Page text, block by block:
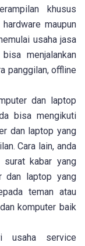
khusus
maupun
usaha jasa
menjalankan
panggilan, offline
dan laptop
bisa mengikuti
dan laptop yang
Cara lain, anda
surat kabar yang
dan laptop yang
teman atau
komputer baik
usaha service